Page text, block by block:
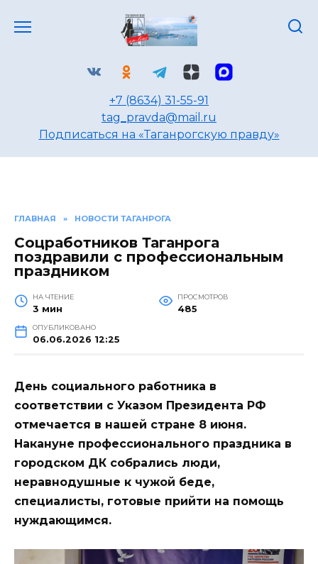
+7 (8634) 31-55-91
tag_pravda@mail.ru
Подписаться на «Таганрогскую правду»
ГЛАВНАЯ » НОВОСТИ ТАГАНРОГА
Соцработников Таганрога
поздравили с профессиональным
праздником
НА ЧТЕНИЕ
3 мин
ПРОСМОТРОВ
485
ОПУБЛИКОВАНО
06.06.2026 12:25
День социального работника в
соответствии с Указом Президента РФ
отмечается в нашей стране 8 июня.
Накануне профессионального праздника в
городском ДК собрались люди,
неравнодушные к чужой беде,
специалисты, готовые прийти на помощь
нуждающимся.